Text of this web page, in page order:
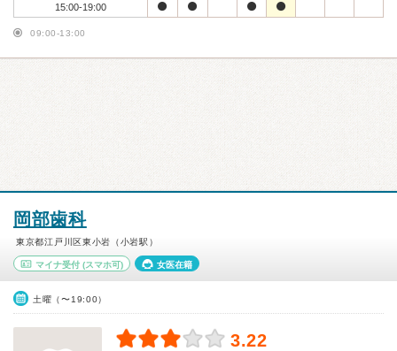
15:00-19:00
09:00-13:00
岡部歯科
東京都江戸川区東小岩（小岩駅）
マイナ受付 (スマホ可) 女医在籍
土曜（〜19:00）
3.22